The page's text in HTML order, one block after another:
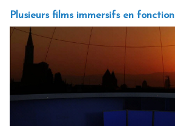
Plusieurs films immersifs en